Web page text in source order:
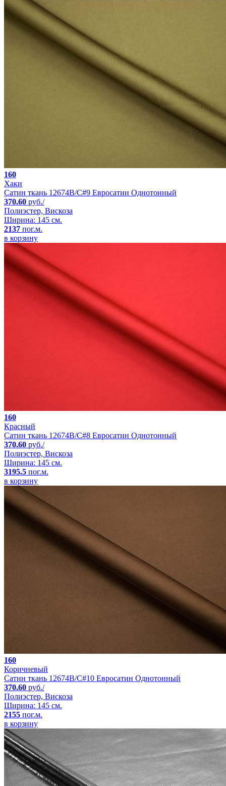
160
Хаки
Сатин ткань 12674B/C#9 Евросатин Однотонный
370.60 руб./
Полиэстер, Вискоза
Ширина: 145 см.
2137 пог.м.
в корзину
160
Красный
Сатин ткань 12674B/C#8 Евросатин Однотонный
370.60 руб./
Полиэстер, Вискоза
Ширина: 145 см.
3195.5 пог.м.
в корзину
160
Коричневый
Сатин ткань 12674B/C#10 Евросатин Однотонный
370.60 руб./
Полиэстер, Вискоза
Ширина: 145 см.
2155 пог.м.
в корзину